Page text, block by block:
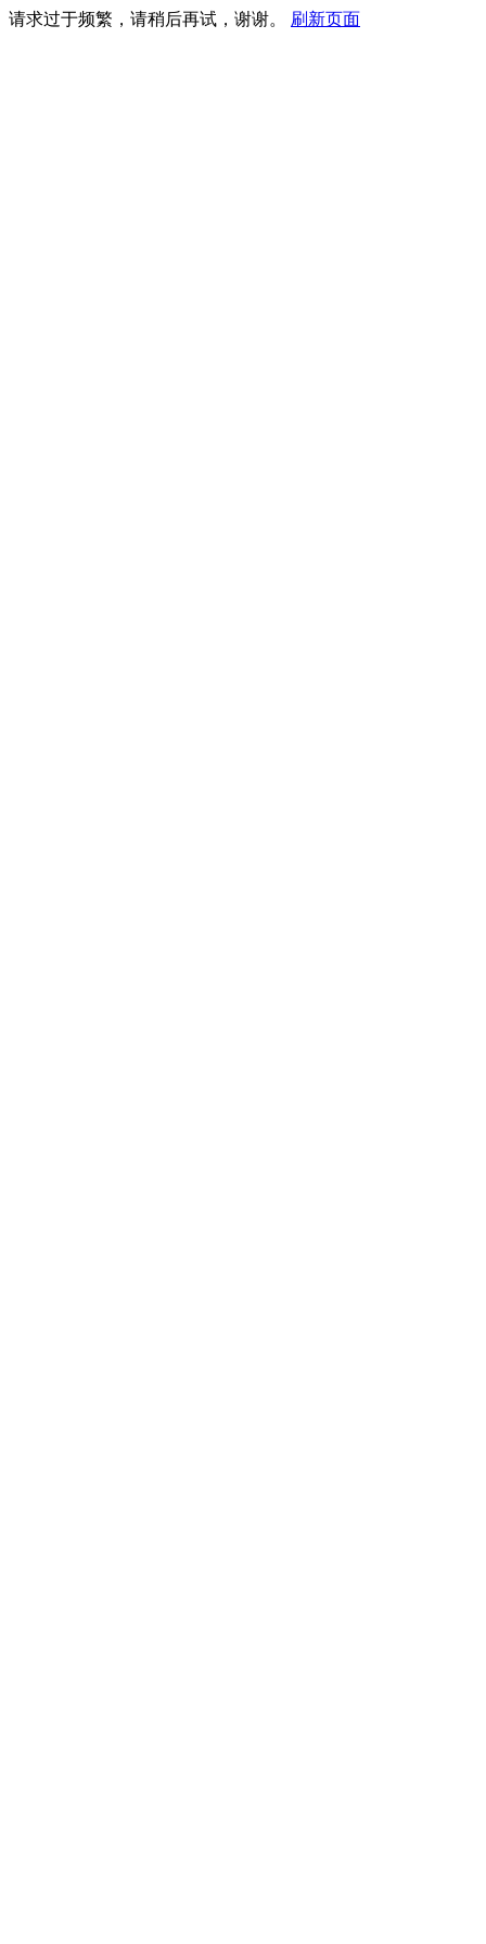
请求过于频繁，请稍后再试，谢谢。 刷新页面